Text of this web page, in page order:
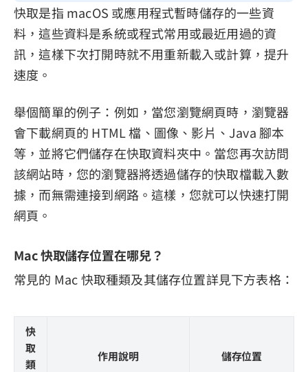
快取是指 macOS 或應用程式暫時儲存的一些資
料，這些資料是系統或程式常用或最近用過的資
訊，這樣下次打開時就不用重新載入或計算，提升
速度。
舉個簡單的例子：例如，當您瀏覽網頁時，瀏覽器
會下載網頁的 HTML 檔、圖像、影片、Java 腳本
等，並將它們儲存在快取資料夾中。當您再次訪問
該網站時，您的瀏覽器將透過儲存的快取檔載入數
據，而無需連接到網路。這樣，您就可以快速打開
網頁。
Mac 快取儲存位置在哪兒？
常見的 Mac 快取種類及其儲存位置詳見下方表格：
快
取
類
作用說明 儲存位置